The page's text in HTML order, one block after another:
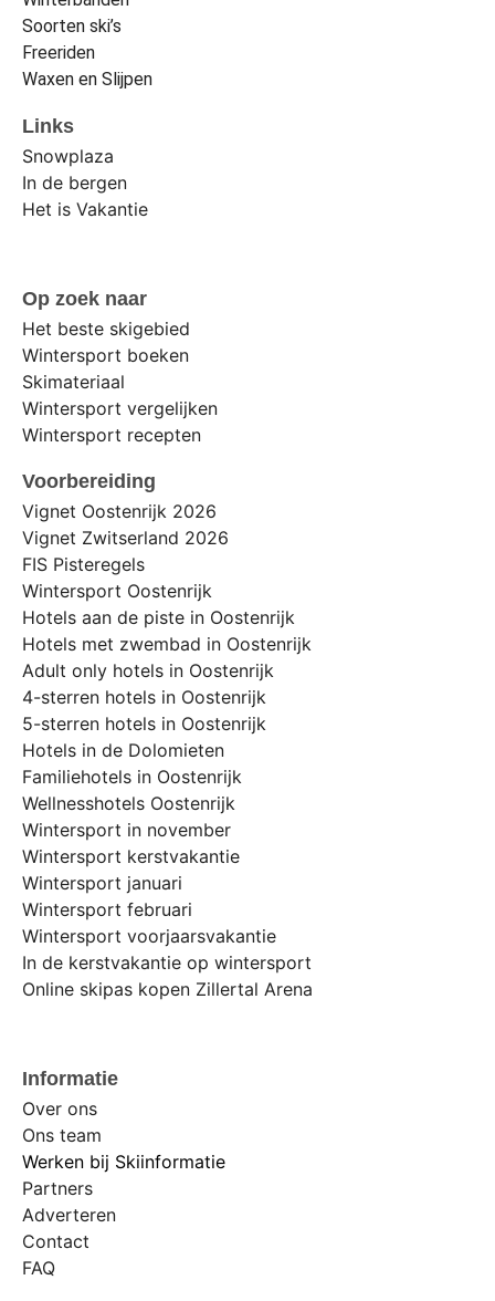
Soorten ski’s
Freeriden
Waxen en Slijpen
Links
Snowplaza
In de bergen
Het is Vakantie
Op zoek naar
Het beste skigebied
Wintersport boeken
Skimateriaal
Wintersport vergelijken
Wintersport recepten
Voorbereiding
Vignet Oostenrijk 2026
Vignet Zwitserland 2026
FIS Pisteregels
Wintersport Oostenrijk
Hotels aan de piste in Oostenrijk
Hotels met zwembad in Oostenrijk
Adult only hotels in Oostenrijk
4-sterren hotels in Oostenrijk
5-sterren hotels in Oostenrijk
Hotels in de Dolomieten
Familiehotels in Oostenrijk
Wellnesshotels Oostenrijk
Wintersport in november
Wintersport kerstvakantie
Wintersport januari
Wintersport februari
Wintersport voorjaarsvakantie
In de kerstvakantie op wintersport
Online skipas kopen Zillertal Arena
Informatie
Over ons
Ons team
Werken bij Skiinformatie
Partners
Adverteren
Contact
FAQ